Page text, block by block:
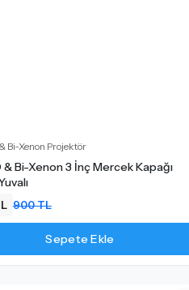
Bi-Xenon Projektör
& Bi-Xenon 3 İnç Mercek Kapağı
900 TL
Sepete Ekle